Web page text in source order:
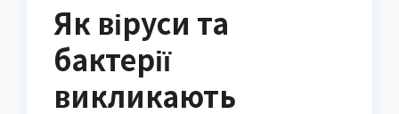
Як віруси та
бактерії
викликають